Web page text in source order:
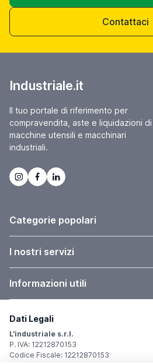
Contattaci
Industriale.it
Il tuo portale di riferimento per
compravendita, aste e liquidazioni di
macchine utensili e macchinari
industriali.
Categorie popolari
I nostri servizi
Informazioni utili
Dati Legali
L'industriale s.r.l.
P. IVA: 12212870153
Codice Fiscale: 12212870153